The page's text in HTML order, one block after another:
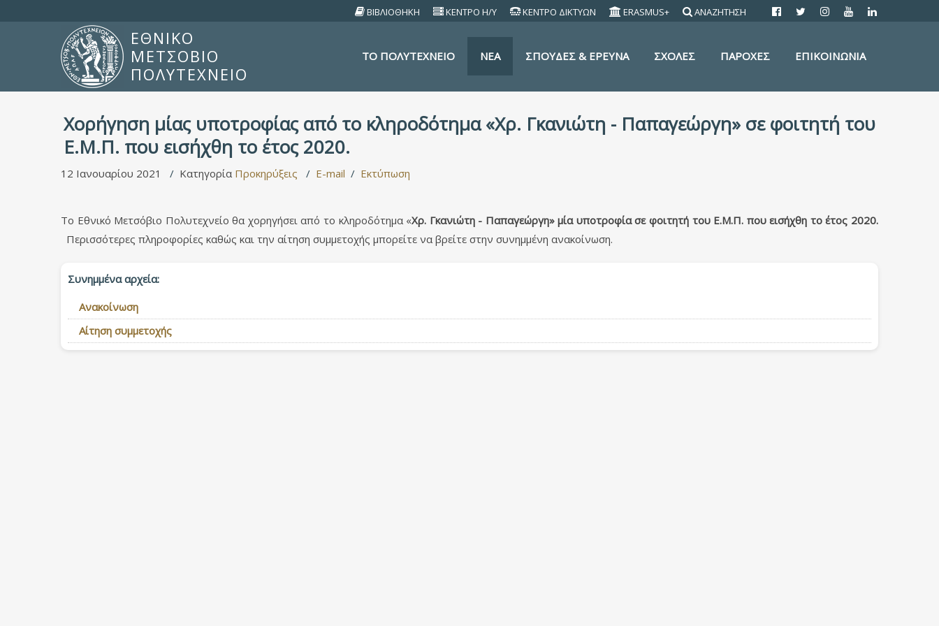
ΒΙΒΛΙΟΘΗΚΗ ΚΕΝΤΡΟ Η/Υ ΚΕΝΤΡΟ ΔΙΚΤΥΩΝ ERASMUS+ ΑΝΑΖΗΤΗΣΗ
ΕΘΝΙΚΟ
ΜΕΤΣΟΒΙΟ
ΠΟΛΥΤΕΧΝΕΙΟ
TO ΠΟΛΥΤΕΧΝΕΙΟ ΝΕΑ ΣΠΟΥΔΕΣ & ΕΡΕΥΝΑ ΣΧΟΛΕΣ ΠΑΡΟΧΕΣ ΕΠΙΚΟΙΝΩΝΙΑ
Χορήγηση μίας υποτροφίας από το κληροδότημα «Χρ. Γκανιώτη - Παπαγεώργη» σε φοιτητή του
Ε.Μ.Π. που εισήχθη το έτος 2020.
12 Ιανουαρίου 2021 Κατηγορία Προκηρύξεις E-mail Εκτύπωση
Το Εθνικό Μετσόβιο Πολυτεχνείο θα χορηγήσει από το κληροδότημα «Χρ. Γκανιώτη - Παπαγεώργη» μία υποτροφία σε φοιτητή του Ε.Μ.Π. που εισήχθη το έτος 2020.
Περισσότερες πληροφορίες καθώς και την αίτηση συμμετοχής μπορείτε να βρείτε στην συνημμένη ανακοίνωση.
Συνημμένα αρχεία:
Ανακοίνωση
Αίτηση συμμετοχής